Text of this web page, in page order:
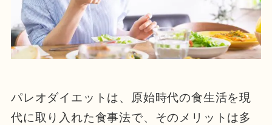
パレオダイエットは、原始時代の食生活を現
代に取り入れた食事法で、そのメリットは多